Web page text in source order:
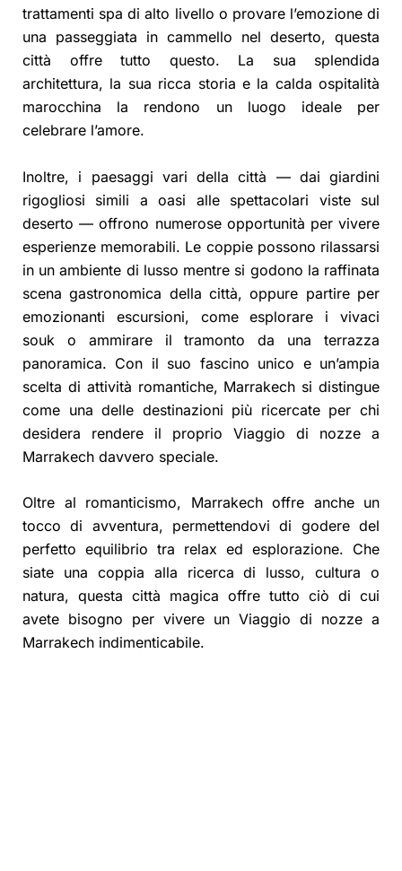
trattamenti spa di alto livello o provare l’emozione di
una passeggiata in cammello nel deserto, questa
città offre tutto questo. La sua splendida
architettura, la sua ricca storia e la calda ospitalità
marocchina la rendono un luogo ideale per
celebrare l’amore.
Inoltre, i paesaggi vari della città — dai giardini
rigogliosi simili a oasi alle spettacolari viste sul
deserto — offrono numerose opportunità per vivere
esperienze memorabili. Le coppie possono rilassarsi
in un ambiente di lusso mentre si godono la raffinata
scena gastronomica della città, oppure partire per
emozionanti escursioni, come esplorare i vivaci
souk o ammirare il tramonto da una terrazza
panoramica. Con il suo fascino unico e un’ampia
scelta di attività romantiche, Marrakech si distingue
come una delle destinazioni più ricercate per chi
desidera rendere il proprio Viaggio di nozze a
Marrakech davvero speciale.
Oltre al romanticismo, Marrakech offre anche un
tocco di avventura, permettendovi di godere del
perfetto equilibrio tra relax ed esplorazione. Che
siate una coppia alla ricerca di lusso, cultura o
natura, questa città magica offre tutto ciò di cui
avete bisogno per vivere un Viaggio di nozze a
Marrakech indimenticabile.